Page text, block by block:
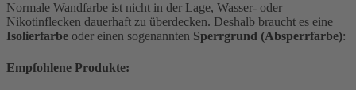
Normale Wandfarbe ist nicht in der Lage, Wasser- oder
Nikotinflecken dauerhaft zu überdecken. Deshalb braucht es eine
Isolierfarbe oder einen sogenannten Sperrgrund (Absperrfarbe):
Empfohlene Produkte: